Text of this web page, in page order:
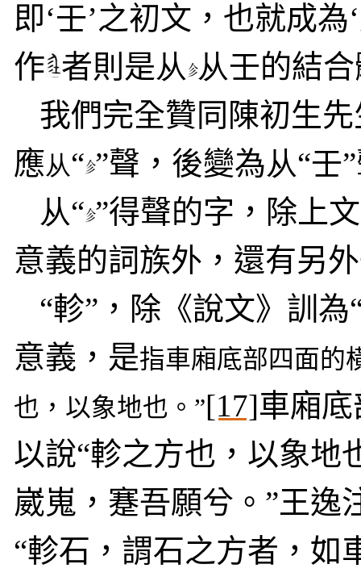
即‘壬’之初文，也就成
作 者則是从 从壬的結
我們完全贊同陳初生
應从“ ”聲，後變為从“壬
从“ ”得聲的字，除上
意義的詞族外，還有另
“軫”，除《說文》訓
意義，是指車廂底部四面的
也，以象地也。”[17]車廂
以說“軫之方也，以象地
崴嵬，蹇吾願兮。”王逸
“軫石，謂石之方者，如